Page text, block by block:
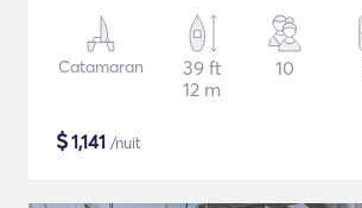
Catamaran
39 ft
12 m
10
$1,141 /nuit